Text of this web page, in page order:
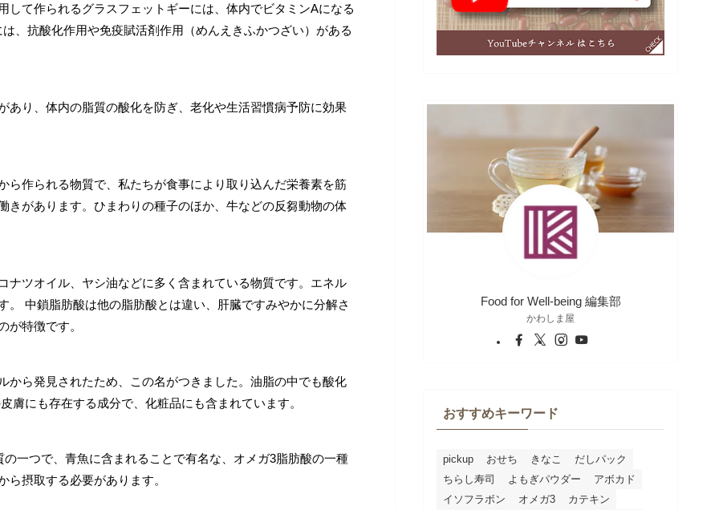
て作られるグラスフェットギーには、体内でビタミンAになる
、抗酸化作用や免疫賦活剤作用（めんえきふかつざい）がある
あり、体内の脂質の酸化を防ぎ、老化や生活習慣病予防に効果
ら作られる物質で、私たちが食事により取り込んだ栄養素を筋
きがあります。ひまわりの種子のほか、牛などの反芻動物の体
ナツオイル、ヤシ油などに多く含まれている物質です。エネル
。
中鎖脂肪酸は他の脂肪酸とは違い、肝臓ですみやかに分解さ
が特徴です。
から発見されたため、この名がつきました。油脂の中でも酸化
膚にも存在する成分で、化粧品にも含まれています。
一つで、青魚に含まれることで有名な、オメガ3脂肪酸の一種
摂取する必要があります。
Food for Well-being 編集部
かわしま屋
おすすめキーワード
pickup おせち きなこ
だしパック
ちらし寿司
よもぎパウダー
アボカド
イソフラボン
オメガ3 カテキン